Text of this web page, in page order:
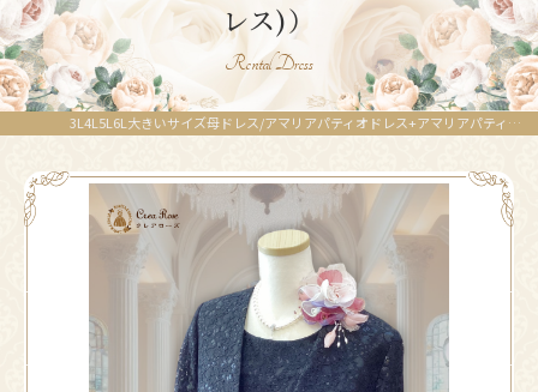
レス)）
Rental Dress
3L4L5L6L大きいサイズ母ドレス/アマリアパティオドレス+アマリアパティオジャケット｜ブラック（黒）／高級感のあるレースが上品さを醸し出す正礼装マザーズドレス